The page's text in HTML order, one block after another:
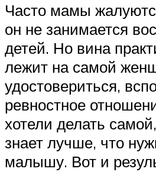
Часто мамы
он не занимается
детей. Но вина
лежит на самой
удостовериться,
ревностное
хотели делать
знает лучше, что
малышу. Вот и